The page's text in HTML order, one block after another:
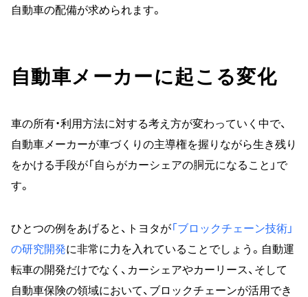
自動車の配備が求められます。
自動車メーカーに起こる変化
車の所有・利用方法に対する考え方が変わっていく中で、
自動車メーカーが車づくりの主導権を握りながら生き残り
をかける手段が「自らがカーシェアの胴元になること」で
す。
ひとつの例をあげると、トヨタが「ブロックチェーン技術」
の研究開発に非常に力を入れていることでしょう。自動運
転車の開発だけでなく、カーシェアやカーリース、そして
自動車保険の領域において、ブロックチェーンが活用でき